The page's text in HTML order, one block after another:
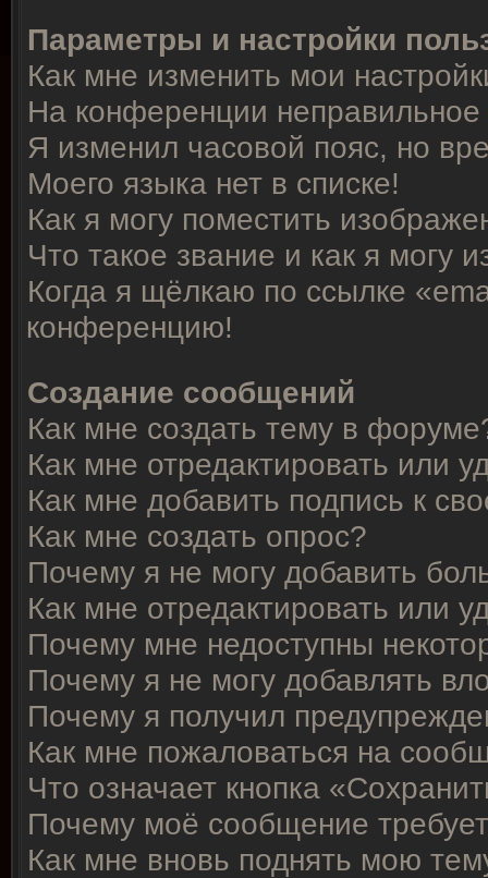
Параметры и настройки
Как мне изменить мои
На конференции
Я изменил часовой пояс, но
Моего языка нет в списке!
Как я могу поместить
Что такое звание и как я могу
Когда я щёлкаю по ссылке
конференцию!
Создание сообщений
Как мне создать тему в
Как мне отредактировать или
Как мне добавить подпись к
Как мне создать опрос?
Почему я не могу добавить
Как мне отредактировать или
Почему мне недоступны
Почему я не могу добавлять
Почему я получил
Как мне пожаловаться на
Что означает кнопка
Почему моё сообщение
Как мне вновь поднять мою